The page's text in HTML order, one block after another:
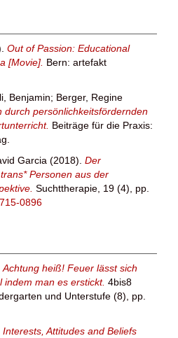
Out of Passion: Educational
[Movie]. Bern: artefakt
Benjamin; Berger, Regine
durch persönlichkeitsfördernden
Beiträge für die Praxis:
Garcia (2018). Der
Personen aus der
Suchttherapie, 19 (4), pp.
0896
Achtung heiß! Feuer lässt sich
indem man es erstickt. 4bis8
und Unterstufe (8), pp.
Interests, Attitudes and Beliefs